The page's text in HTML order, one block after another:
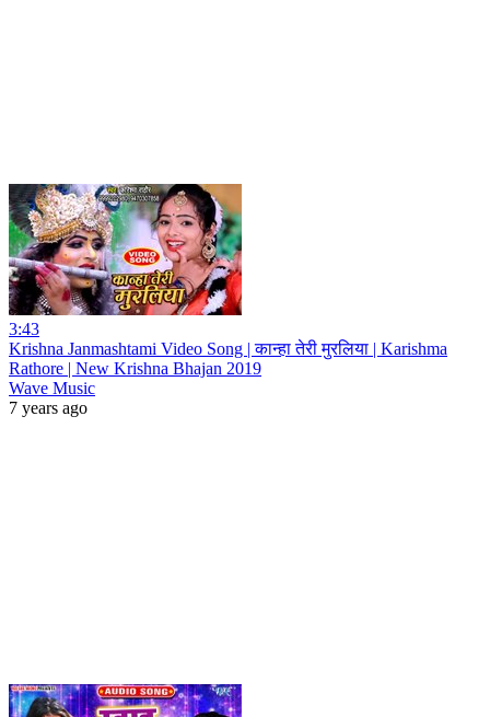
3:43
Krishna Janmashtami Video Song | कान्हा तेरी मुरलिया | Karishma
Rathore | New Krishna Bhajan 2019
Wave Music
7 years ago